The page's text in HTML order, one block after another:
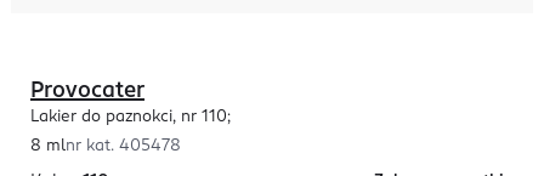
Provocater
Lakier do paznokci, nr 110;
8 mlnr kat. 405478